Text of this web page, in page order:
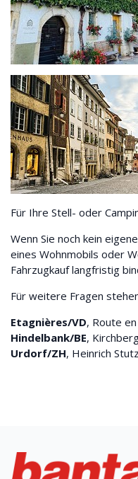
Für Ihre Stell- oder
Wenn Sie noch kein
eines Wohnmobils oder
Fahrzugkauf langfristig
Für weitere Fragen
Etagnières/VD, Route
Hindelbank/BE,
Urdorf/ZH, Heinrich